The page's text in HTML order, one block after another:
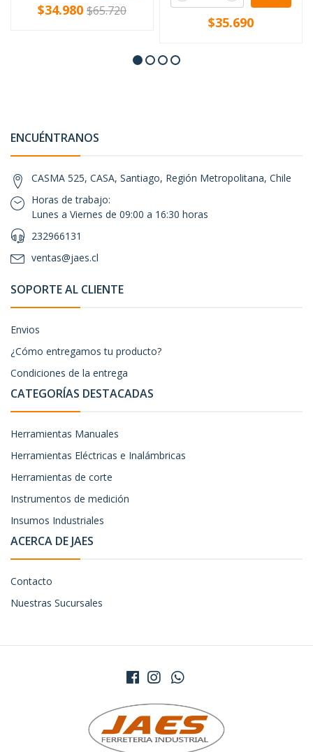
$34.980 $65.720
$35.690
ENCUÉNTRANOS
CASMA 525, CASA, Santiago, Región Metropolitana, Chile
Horas de trabajo:
Lunes a Viernes de 09:00 a 16:30 horas
232966131
ventas@jaes.cl
SOPORTE AL CLIENTE
Envios
¿Cómo entregamos tu producto?
Condiciones de la entrega
CATEGORÍAS DESTACADAS
Herramientas Manuales
Herramientas Eléctricas e Inalámbricas
Herramientas de corte
Instrumentos de medición
Insumos Industriales
ACERCA DE JAES
Contacto
Nuestras Sucursales